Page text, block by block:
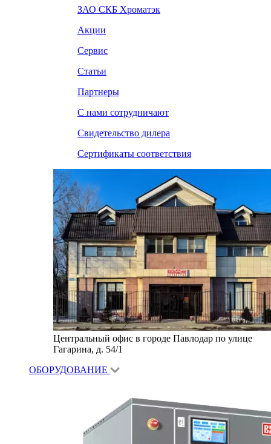
ЗАО СКБ Хроматэк
Акции
Сервис
Статьи
Партнеры
С нами сотрудничают
Свидетельство дилера
Сертификаты соответствия
Центральный офис в городе Павлодар по улице
Гагарина, д. 54/1
ОБОРУДОВАНИЕ